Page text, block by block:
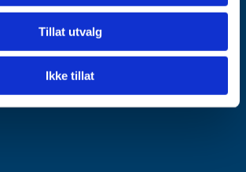
Tillat utvalg
Ikke tillat
Vi foretrekker faktura på EHF - org.nr